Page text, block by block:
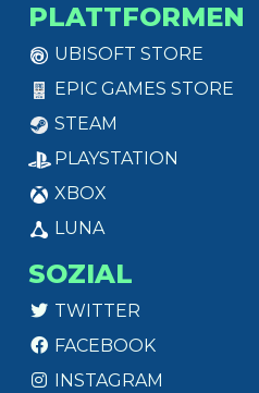
PLATTFORMEN
UBISOFT STORE
EPIC GAMES STORE
STEAM
PLAYSTATION
XBOX
LUNA
SOZIAL
TWITTER
FACEBOOK
INSTAGRAM